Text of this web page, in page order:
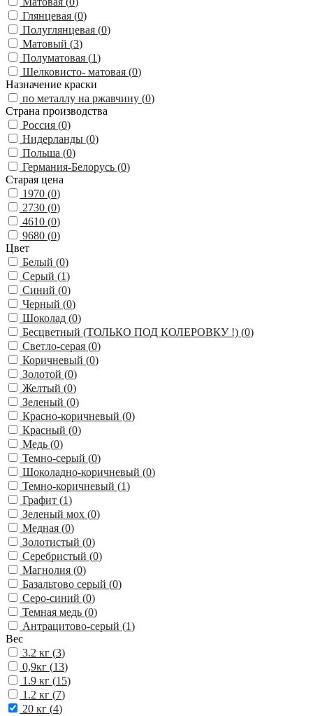
Глянцевая (0)
Полуглянцевая (0)
Матовый (3)
Полуматовая (1)
Шелковисто- матовая (0)
Назначение краски
по металлу на ржавчину (0)
Страна производства
Россия (0)
Нидерланды (0)
Польша (0)
Германия-Белорусь (0)
Старая цена
1970 (0)
2730 (0)
4610 (0)
9680 (0)
Цвет
Белый (0)
Серый (1)
Синий (0)
Черный (0)
Шоколад (0)
Бесцветный (ТОЛЬКО ПОД КОЛЕРОВКУ !) (0)
Светло-серая (0)
Коричневый (0)
Золотой (0)
Желтый (0)
Зеленый (0)
Красно-коричневый (0)
Красный (0)
Медь (0)
Темно-серый (0)
Шоколадно-коричневый (0)
Темно-коричневый (1)
Графит (1)
Зеленый мох (0)
Медная (0)
Золотистый (0)
Серебристый (0)
Магнолия (0)
Базальтово серый (0)
Серо-синий (0)
Темная медь (0)
Антрацитово-серый (1)
Вес
3.2 кг (3)
0,9кг (13)
1.9 кг (15)
1.2 кг (7)
20 кг (4)